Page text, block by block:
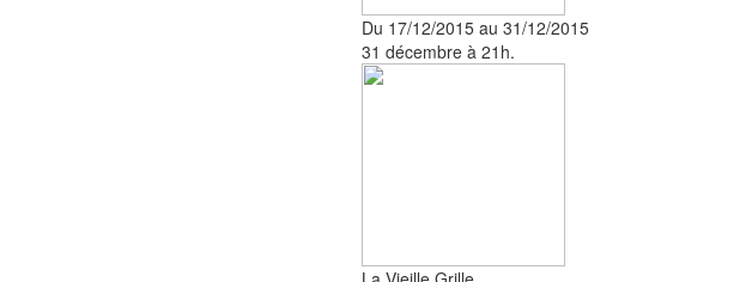
Du 17/12/2015 au 31/12/2015
31 décembre à 21h.